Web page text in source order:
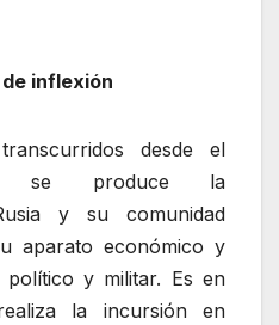
inflexión
desde el
se produce la
y su comunidad
aparato económico y
y militar. Es en
la incursión en